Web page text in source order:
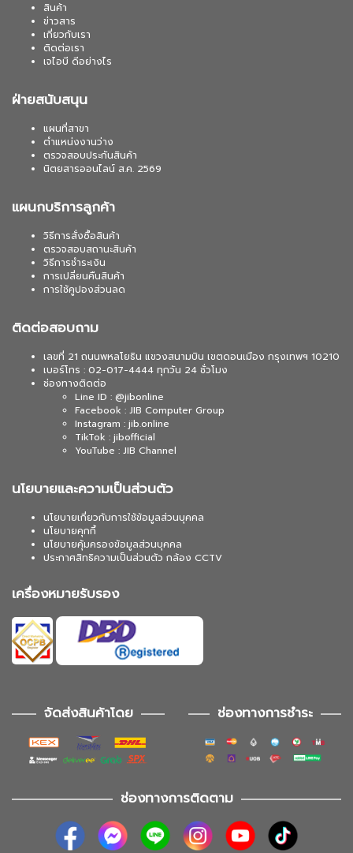
สินค้า
ข่าวสาร
เกี่ยวกับเรา
ติดต่อเรา
เจไอบี ดีอย่างไร
ฝ่ายสนับสนุน
แผนที่สาขา
ตำแหน่งงานว่าง
ตรวจสอบประกันสินค้า
นิตยสารออนไลน์ ส.ค. 2569
แผนกบริการลูกค้า
วิธีการสั่งซื้อสินค้า
ตรวจสอบสถานะสินค้า
วิธีการชำระเงิน
การเปลี่ยนคืนสินค้า
การใช้คูปองส่วนลด
ติดต่อสอบถาม
เลขที่ 21 ถนนพหลโยธิน แขวงสนามบิน เขตดอนเมือง กรุงเทพฯ 10210
เบอร์โทร : 02-017-4444 ทุกวัน 24 ชั่วโมง
ช่องทางติดต่อ
Line ID : @jibonline
Facebook : JIB Computer Group
Instagram : jib.online
TikTok : jibofficial
YouTube : JIB Channel
นโยบายและความเป็นส่วนตัว
นโยบายเกี่ยวกับการใช้ข้อมูลส่วนบุคคล
นโยบายคุกกี้
นโยบายคุ้มครองข้อมูลส่วนบุคคล
ประกาศสิทธิความเป็นส่วนตัว กล้อง CCTV
เครื่องหมายรับรอง
จัดส่งสินค้าโดย ช่องทางการชำระ
ช่องทางการติดตาม